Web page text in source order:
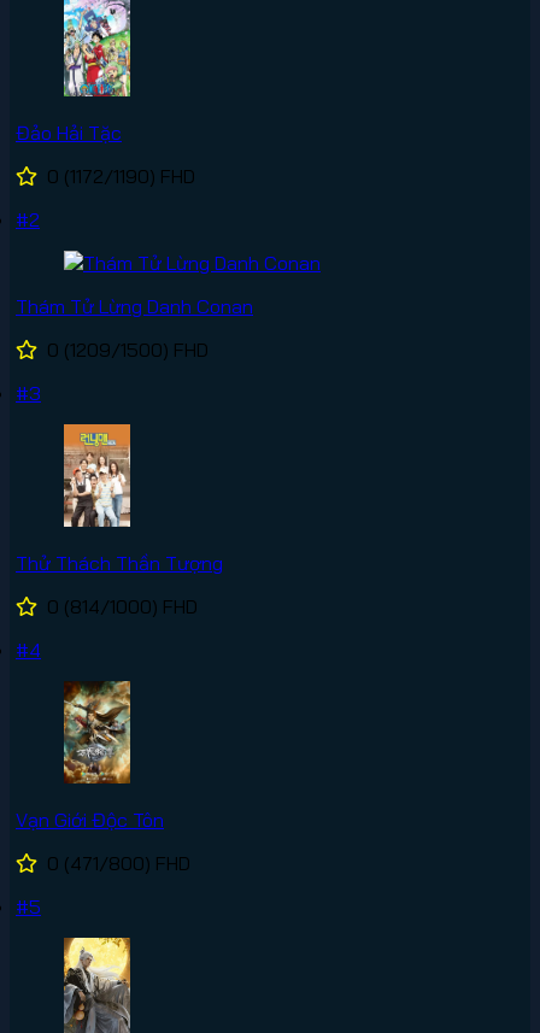
Đảo Hải Tặc
0 (1172/1190) FHD
#2
Thám Tử Lừng Danh Conan
0 (1209/1500) FHD
#3
Thử Thách Thần Tượng
0 (814/1000) FHD
#4
Vạn Giới Độc Tôn
0 (471/800) FHD
#5